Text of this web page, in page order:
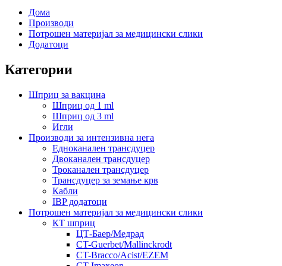
Дома
Производи
Потрошен материјал за медицински слики
Додатоци
Категории
Шприц за вакцина
Шприц од 1 ml
Шприц од 3 ml
Игли
Производи за интензивна нега
Едноканален трансдуцер
Двоканален трансдуцер
Троканален трансдуцер
Трансдуцер за земање крв
Кабли
IBP додатоци
Потрошен материјал за медицински слики
КТ шприц
ЦТ-Баер/Медрад
CT-Guerbet/Mallinckrodt
CT-Bracco/Acist/EZEM